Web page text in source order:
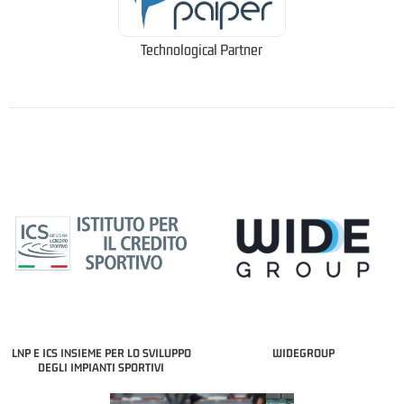
Technological Partner
LNP E ICS INSIEME PER LO SVILUPPO
DEGLI IMPIANTI SPORTIVI
WIDEGROUP